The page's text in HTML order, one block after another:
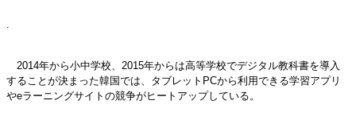
.
2014年から小中学校、2015年からは高等学校でデジタル教科書を導入
することが決まった韓国では、タブレットPCから利用できる学習アプリ
やeラーニングサイトの競争がヒートアップしている。